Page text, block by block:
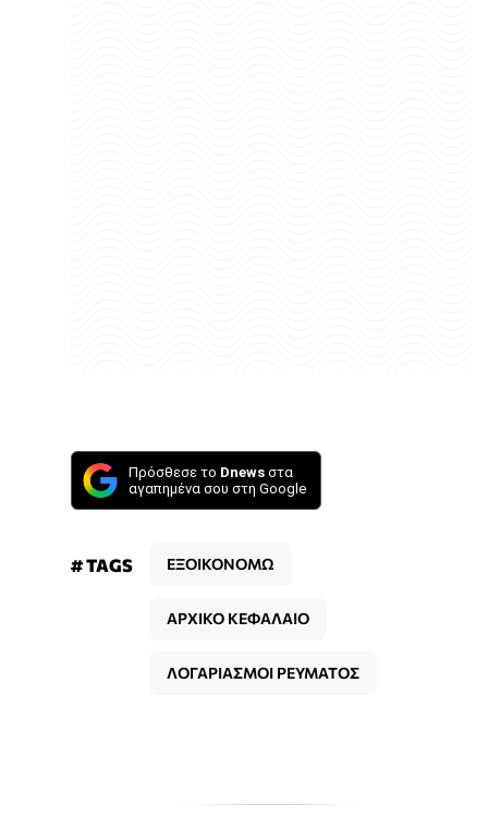
Πρόσθεσε το Dnews στα
αγαπημένα σου στη Google
# TAGS ΕΞΟΙΚΟΝΟΜΩ
ΑΡΧΙΚΟ ΚΕΦΑΛΑΙΟ
ΛΟΓΑΡΙΑΣΜΟΙ ΡΕΥΜΑΤΟΣ